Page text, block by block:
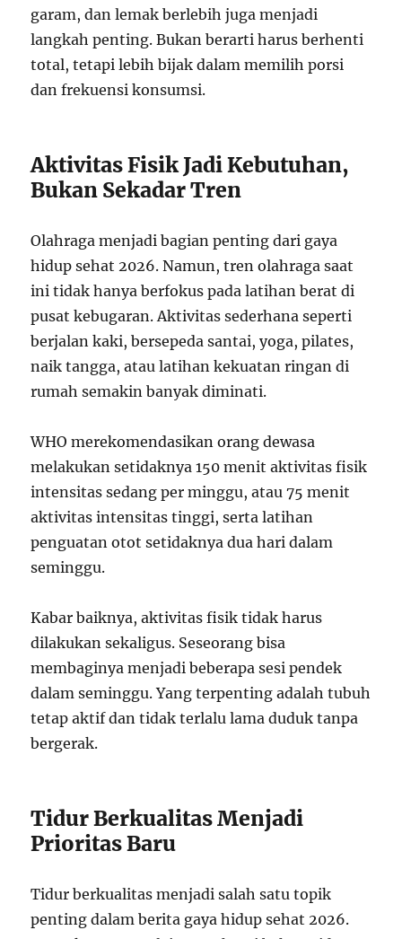
garam, dan lemak berlebih juga menjadi
langkah penting. Bukan berarti harus berhenti
total, tetapi lebih bijak dalam memilih porsi
dan frekuensi konsumsi.
Aktivitas Fisik Jadi Kebutuhan,
Bukan Sekadar Tren
Olahraga menjadi bagian penting dari gaya
hidup sehat 2026. Namun, tren olahraga saat
ini tidak hanya berfokus pada latihan berat di
pusat kebugaran. Aktivitas sederhana seperti
berjalan kaki, bersepeda santai, yoga, pilates,
naik tangga, atau latihan kekuatan ringan di
rumah semakin banyak diminati.
WHO merekomendasikan orang dewasa
melakukan setidaknya 150 menit aktivitas fisik
intensitas sedang per minggu, atau 75 menit
aktivitas intensitas tinggi, serta latihan
penguatan otot setidaknya dua hari dalam
seminggu.
Kabar baiknya, aktivitas fisik tidak harus
dilakukan sekaligus. Seseorang bisa
membaginya menjadi beberapa sesi pendek
dalam seminggu. Yang terpenting adalah tubuh
tetap aktif dan tidak terlalu lama duduk tanpa
bergerak.
Tidur Berkualitas Menjadi
Prioritas Baru
Tidur berkualitas menjadi salah satu topik
penting dalam berita gaya hidup sehat 2026.